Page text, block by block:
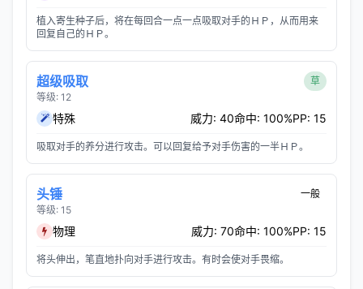
植入寄生种子后，将在每回合一点一点吸取对手的ＨＰ，从而用来
回复自己的ＨＰ。
超级吸取
等级: 12
草
特殊 威力: 40命中: 100%PP: 15
吸取对手的养分进行攻击。可以回复给予对手伤害的一半ＨＰ。
头锤
等级: 15
一般
物理 威力: 70命中: 100%PP: 15
将头伸出，笔直地扑向对手进行攻击。有时会使对手畏缩。